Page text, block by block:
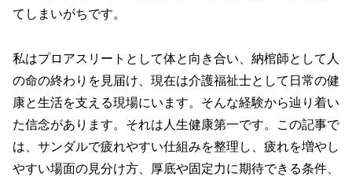
てしまいがちです。
私はプロアスリートとして体と向き合い、納棺師として人
の命の終わりを見届け、現在は介護福祉士として日常の健
康と生活を支える現場にいます。そんな経験から辿り着い
た信念があります。それは人生健康第一です。この記事で
は、サンダルで疲れやすい仕組みを整理し、疲れを増やし
やすい場面の見分け方、厚底や固定力に期待できる条件、